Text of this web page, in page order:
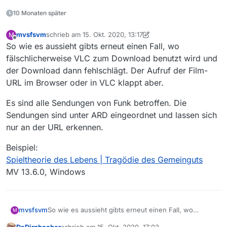
10 Monaten später
M
Offline
mvsfsvmschrieb am 15. Okt. 2020, 13:17
zuletzt editiert von mvsfsvm
So wie es aussieht gibts erneut einen Fall, wo
fälschlicherweise VLC zum Download benutzt wird und
der Download dann fehlschlägt. Der Aufruf der Film-
URL im Browser oder in VLC klappt aber.
Es sind alle Sendungen von Funk betroffen. Die
Sendungen sind unter ARD eingeordnet und lassen sich
nur an der URL erkennen.
Beispiel:
Spieltheorie des Lebens | Tragödie des Gemeinguts
MV 13.6.0, Windows
M mvsfsvmSo wie es aussieht gibts erneut einen Fall, wo